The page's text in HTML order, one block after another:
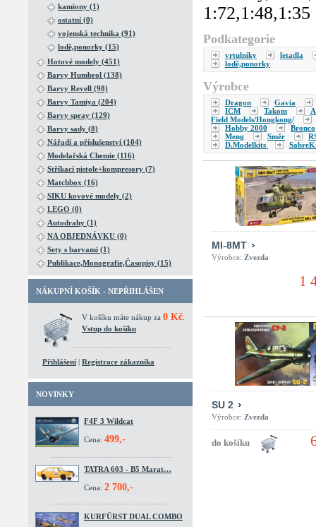
kamiony (1)
ostatní (0)
vojenská technika (91)
lodě,ponorky (15)
Hotové modely (451)
Barvy Humbrol (138)
Barvy Revell (98)
Barvy Tamiya (204)
Barvy spray (129)
Barvy sady (8)
Nářadí a příslušenství (104)
Modelařská Chemie (116)
Stříkací pistole+kompresory (7)
Matchbox (16)
SIKU kovové modely (2)
LEGO (0)
Autodrahy (1)
NA OBJEDNÁVKU (0)
Sety s barvami (1)
Publikace,Monografie,Časopisy (15)
NÁKUPNÍ KOŠÍK - NEPŘIHLÁŠEN
V košíku máte nákup za 0 Kč
Vstup do košíku
Přihlášení | Registrace zákazníka
NOVINKY
F4F 3 Wildcat
Cena: 499,-
TATRA 603 - B5 Marat…
Cena: 2 700,-
KURFÜRST DUAL COMBO
1:72,1:48,1:35
Podkategorie
vrtulníky
letadla
lodě,ponorky
Výrobce
Dragon
Gavia
ICM
Takom
Field Models/Hongkong/
Hobby 2000
Bronco
Meng
Směr
D.Modelkits
MI-8MT
Výrobce: Zvezda
1
SU 2
Výrobce: Zvezda